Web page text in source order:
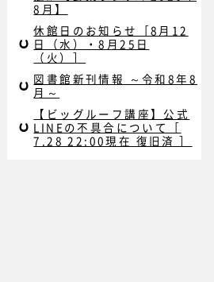
8月】
休館日のお知らせ［8月12
日（水）・8月25日
（火）］
図書館新刊情報 ～令和8年8
月～
【ビッグルーフ講座】公式
LINEの不具合について［
7.28 22:00現在 復旧済 ］